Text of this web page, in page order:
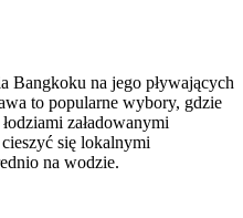
Bangkoku na jego pływających
to popularne wybory, gdzie
załadowanymi
się lokalnymi
na wodzie.